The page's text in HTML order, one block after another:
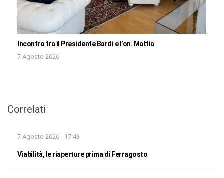
Incontro tra il Presidente Bardi e l’on. Mattia
7 Agosto 2026
Correlati
7 Agosto 2026 - 17:43
Viabilità, le riaperture prima di Ferragosto